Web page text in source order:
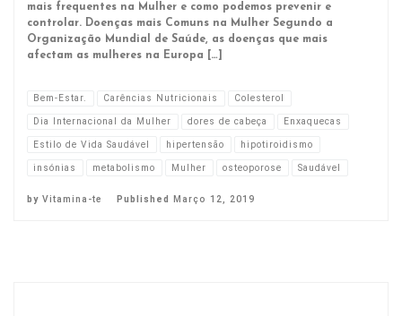
mais frequentes na Mulher e como podemos prevenir e
controlar. Doenças mais Comuns na Mulher Segundo a
Organização Mundial de Saúde, as doenças que mais
afectam as mulheres na Europa […]
Bem-Estar. Carências Nutricionais
Colesterol
Dia Internacional da Mulher
dores de cabeça
Enxaquecas
Estilo de Vida Saudável
hipertensão
hipotiroidismo
insónias
metabolismo Mulher osteoporose Saudável
by Vitamina-te Published Março 12, 2019